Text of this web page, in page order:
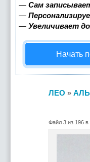
— Сам
—
— Увеличивает
Начать
ЛЕО »
Файл 3 из 196 в